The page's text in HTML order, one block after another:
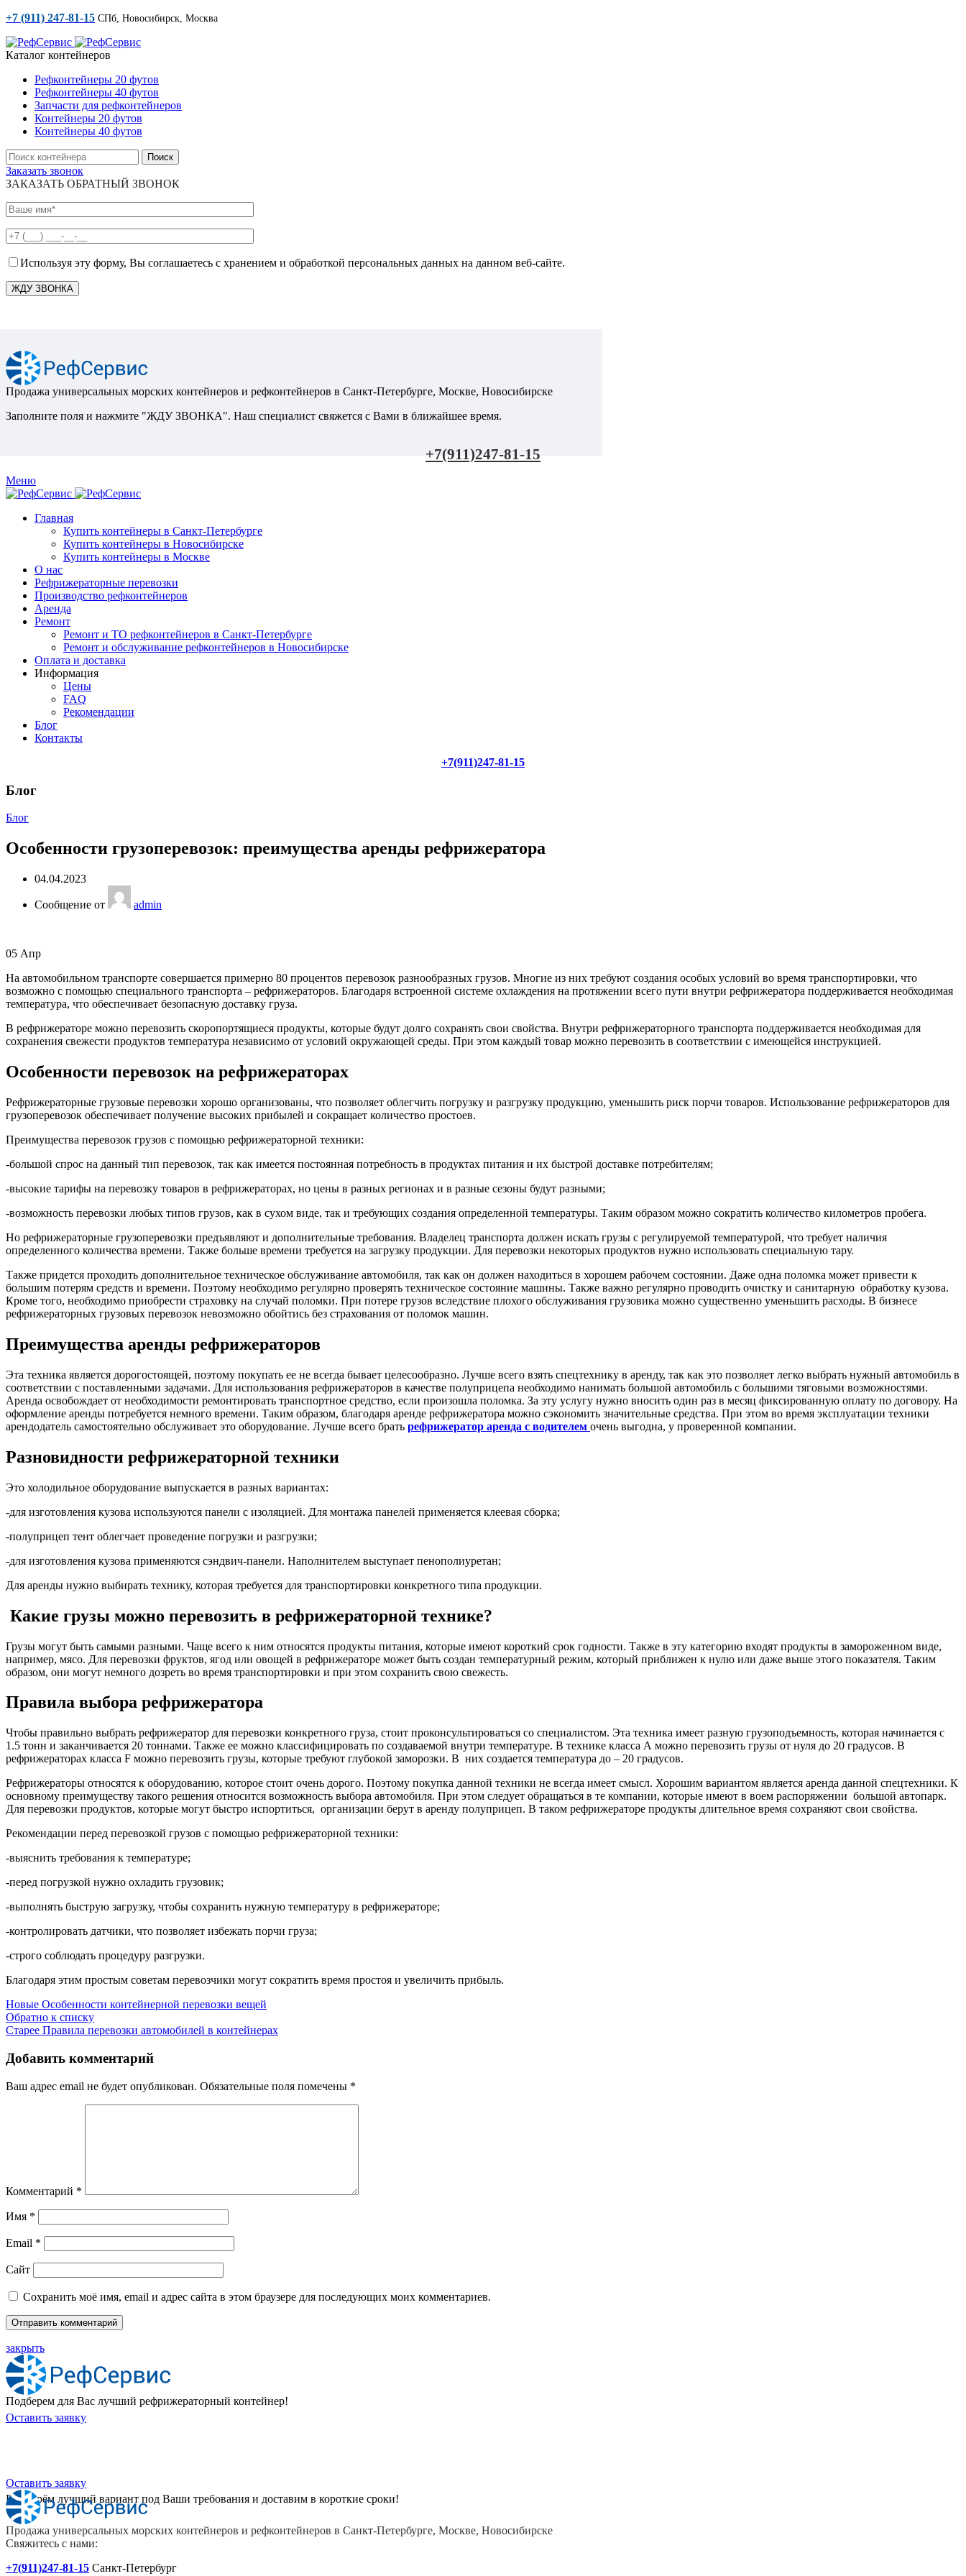
+7 (911) 247-81-15 СПб, Новосибирск, Москва
Каталог контейнеров
Рефконтейнеры 20 футов
Рефконтейнеры 40 футов
Запчасти для рефконтейнеров
Контейнеры 20 футов
Контейнеры 40 футов
Поиск
Заказать звонок
ЗАКАЗАТЬ ОБРАТНЫЙ ЗВОНОК
Используя эту форму, Вы соглашаетесь с хранением и обработкой персональных данных на данном веб-сайте.
Продажа универсальных морских контейнеров и рефконтейнеров в Санкт-Петербурге, Москве, Новосибирске
Заполните поля и нажмите "ЖДУ ЗВОНКА". Наш специалист свяжется с Вами в ближайшее время.
+7(911)247-81-15
Меню
Главная
Купить контейнеры в Санкт-Петербурге
Купить контейнеры в Новосибирске
Купить контейнеры в Москве
О нас
Рефрижераторные перевозки
Производство рефконтейнеров
Аренда
Ремонт
Ремонт и ТО рефконтейнеров в Санкт-Петербурге
Ремонт и обслуживание рефконтейнеров в Новосибирске
Оплата и доставка
Информация
Цены
FAQ
Рекомендации
Блог
Контакты
+7(911)247-81-15
Блог
Блог
Особенности грузоперевозок: преимущества аренды рефрижератора
04.04.2023
Сообщение от admin
05 Апр
На автомобильном транспорте совершается примерно 80 процентов перевозок разнообразных грузов. Многие из них требуют создания особых условий во время транспортировки, что
возможно с помощью специального транспорта – рефрижераторов. Благодаря встроенной системе охлаждения на протяжении всего пути внутри рефрижератора поддерживается необходимая
температура, что обеспечивает безопасную доставку груза.
В рефрижераторе можно перевозить скоропортящиеся продукты, которые будут долго сохранять свои свойства. Внутри рефрижераторного транспорта поддерживается необходимая для
сохранения свежести продуктов температура независимо от условий окружающей среды. При этом каждый товар можно перевозить в соответствии с имеющейся инструкцией.
Особенности перевозок на рефрижераторах
Рефрижераторные грузовые перевозки хорошо организованы, что позволяет облегчить погрузку и разгрузку продукцию, уменьшить риск порчи товаров. Использование рефрижераторов для
грузоперевозок обеспечивает получение высоких прибылей и сокращает количество простоев.
Преимущества перевозок грузов с помощью рефрижераторной техники:
-большой спрос на данный тип перевозок, так как имеется постоянная потребность в продуктах питания и их быстрой доставке потребителям;
-высокие тарифы на перевозку товаров в рефрижераторах, но цены в разных регионах и в разные сезоны будут разными;
-возможность перевозки любых типов грузов, как в сухом виде, так и требующих создания определенной температуры. Таким образом можно сократить количество километров пробега.
Но рефрижераторные грузоперевозки предъявляют и дополнительные требования. Владелец транспорта должен искать грузы с регулируемой температурой, что требует наличия
определенного количества времени. Также больше времени требуется на загрузку продукции. Для перевозки некоторых продуктов нужно использовать специальную тару.
Также придется проходить дополнительное техническое обслуживание автомобиля, так как он должен находиться в хорошем рабочем состоянии. Даже одна поломка может привести к
большим потерям средств и времени. Поэтому необходимо регулярно проверять техническое состояние машины. Также важно регулярно проводить очистку и санитарную обработку кузова.
Кроме того, необходимо приобрести страховку на случай поломки. При потере грузов вследствие плохого обслуживания грузовика можно существенно уменьшить расходы. В бизнесе
рефрижераторных грузовых перевозок невозможно обойтись без страхования от поломок машин.
Преимущества аренды рефрижераторов
Эта техника является дорогостоящей, поэтому покупать ее не всегда бывает целесообразно. Лучше всего взять спецтехнику в аренду, так как это позволяет легко выбрать нужный автомобиль в
соответствии с поставленными задачами. Для использования рефрижераторов в качестве полуприцепа необходимо нанимать большой автомобиль с большими тяговыми возможностями.
Аренда освобождает от необходимости ремонтировать транспортное средство, если произошла поломка. За эту услугу нужно вносить один раз в месяц фиксированную оплату по договору. На
оформление аренды потребуется немного времени. Таким образом, благодаря аренде рефрижератора можно сэкономить значительные средства. При этом во время эксплуатации техники
арендодатель самостоятельно обслуживает это оборудование. Лучше всего брать рефрижератор аренда с водителем очень выгодна, у проверенной компании.
Разновидности рефрижераторной техники
Это холодильное оборудование выпускается в разных вариантах:
-для изготовления кузова используются панели с изоляцией. Для монтажа панелей применяется клеевая сборка;
-полуприцеп тент облегчает проведение погрузки и разгрузки;
-для изготовления кузова применяются сэндвич-панели. Наполнителем выступает пенополиуретан;
Для аренды нужно выбирать технику, которая требуется для транспортировки конкретного типа продукции.
Какие грузы можно перевозить в рефрижераторной технике?
Грузы могут быть самыми разными. Чаще всего к ним относятся продукты питания, которые имеют короткий срок годности. Также в эту категорию входят продукты в замороженном виде,
например, мясо. Для перевозки фруктов, ягод или овощей в рефрижераторе может быть создан температурный режим, который приближен к нулю или даже выше этого показателя. Таким
образом, они могут немного дозреть во время транспортировки и при этом сохранить свою свежесть.
Правила выбора рефрижератора
Чтобы правильно выбрать рефрижератор для перевозки конкретного груза, стоит проконсультироваться со специалистом. Эта техника имеет разную грузоподъемность, которая начинается с
1.5 тонн и заканчивается 20 тоннами. Также ее можно классифицировать по создаваемой внутри температуре. В технике класса А можно перевозить грузы от нуля до 20 градусов. В
рефрижераторах класса F можно перевозить грузы, которые требуют глубокой заморозки. В них создается температура до – 20 градусов.
Рефрижераторы относятся к оборудованию, которое стоит очень дорого. Поэтому покупка данной техники не всегда имеет смысл. Хорошим вариантом является аренда данной спецтехники. К
основному преимуществу такого решения относится возможность выбора автомобиля. При этом следует обращаться в те компании, которые имеют в воем распоряжении большой автопарк.
Для перевозки продуктов, которые могут быстро испортиться, организации берут в аренду полуприцеп. В таком рефрижераторе продукты длительное время сохраняют свои свойства.
Рекомендации перед перевозкой грузов с помощью рефрижераторной техники:
-выяснить требования к температуре;
-перед погрузкой нужно охладить грузовик;
-выполнять быструю загрузку, чтобы сохранить нужную температуру в рефрижераторе;
-контролировать датчики, что позволяет избежать порчи груза;
-строго соблюдать процедуру разгрузки.
Благодаря этим простым советам перевозчики могут сократить время простоя и увеличить прибыль.
Новые Особенности контейнерной перевозки вещей
Обратно к списку
Старее Правила перевозки автомобилей в контейнерах
Добавить комментарий
Ваш адрес email не будет опубликован. Обязательные поля помечены *
Комментарий *
Имя *
Email *
Сайт
Сохранить моё имя, email и адрес сайта в этом браузере для последующих моих комментариев.
закрыть
Подберем для Вас лучший рефрижераторный контейнер!
Оставить заявку
Подберём лучший вариант под Ваши требования и доставим в короткие сроки!
Оставить заявку
Продажа универсальных морских контейнеров и рефконтейнеров в Санкт-Петербурге, Москве, Новосибирске
Свяжитесь с нами:
+7(911)247-81-15 Санкт-Петербург